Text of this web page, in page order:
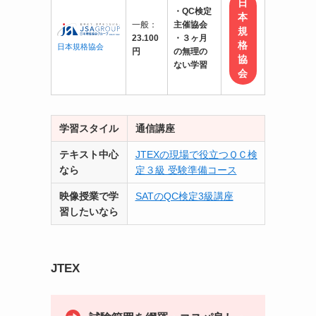
日本規格協会
一般：
23.100
円
・QC検定
主催協会
・３ヶ月
の無理の
ない学習
日
本
規
格
協
会
学習スタイル 通信講座
テキスト中心
なら
JTEXの現場で役立つＱＣ検
定３級 受験準備コース
映像授業で学
習したいなら
SATのQC検定3級講座
JTEX